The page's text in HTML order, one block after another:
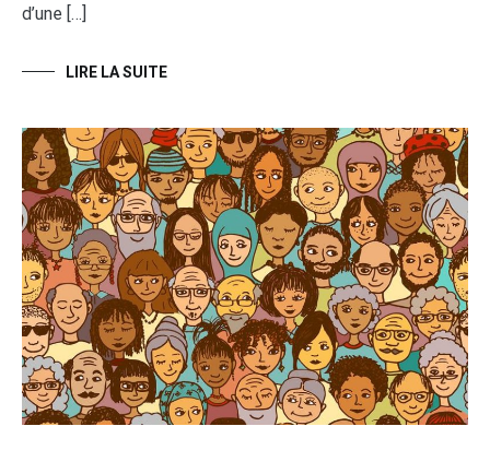
d’une […]
LIRE LA SUITE